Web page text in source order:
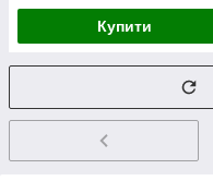
Купити